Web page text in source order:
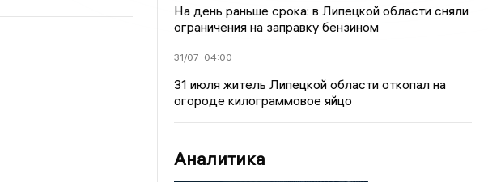
На день раньше срока: в Липецкой области сняли
ограничения на заправку бензином
31/07 04:00
31 июля житель Липецкой области откопал на
огороде килограммовое яйцо
Аналитика